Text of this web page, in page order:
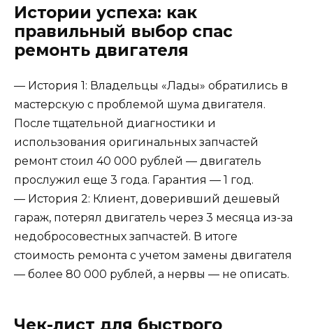
Истории успеха: как
правильный выбор спас
ремонть двигателя
— История 1: Владельцы «Лады» обратились в
мастерскую с проблемой шума двигателя.
После тщательной диагностики и
использования оригинальных запчастей
ремонт стоил 40 000 рублей — двигатель
прослужил еще 3 года. Гарантия — 1 год.
— История 2: Клиент, доверивший дешевый
гараж, потерял двигатель через 3 месяца из-за
недобросовестных запчастей. В итоге
стоимость ремонта с учетом замены двигателя
— более 80 000 рублей, а нервы — не описать.
Чек-лист для быстрого